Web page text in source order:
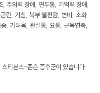
주의력 장애, 편두통, 기억력 장애,
란, 기침, 복부 불편감, 변비, 소화
, 가려움, 관절통, 요통, 근육연축,
티븐스-존슨 증후군이 있습니다.